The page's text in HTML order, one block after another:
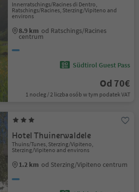
Innerratschings/Racines di Dentro,
Ratschings/Racines, Sterzing/Vipiteno and
environs
8.9 km od Ratschings/Racines
centrum
Südtirol Guest Pass
Od 70€
1 nocleg / 2 liczba osób w tym podatek VAT
Hotel Thuinerwaldele
Thuins/Tunes, Sterzing/Vipiteno,
Sterzing/Vipiteno and environs
1.2 km od Sterzing/Vipiteno centrum